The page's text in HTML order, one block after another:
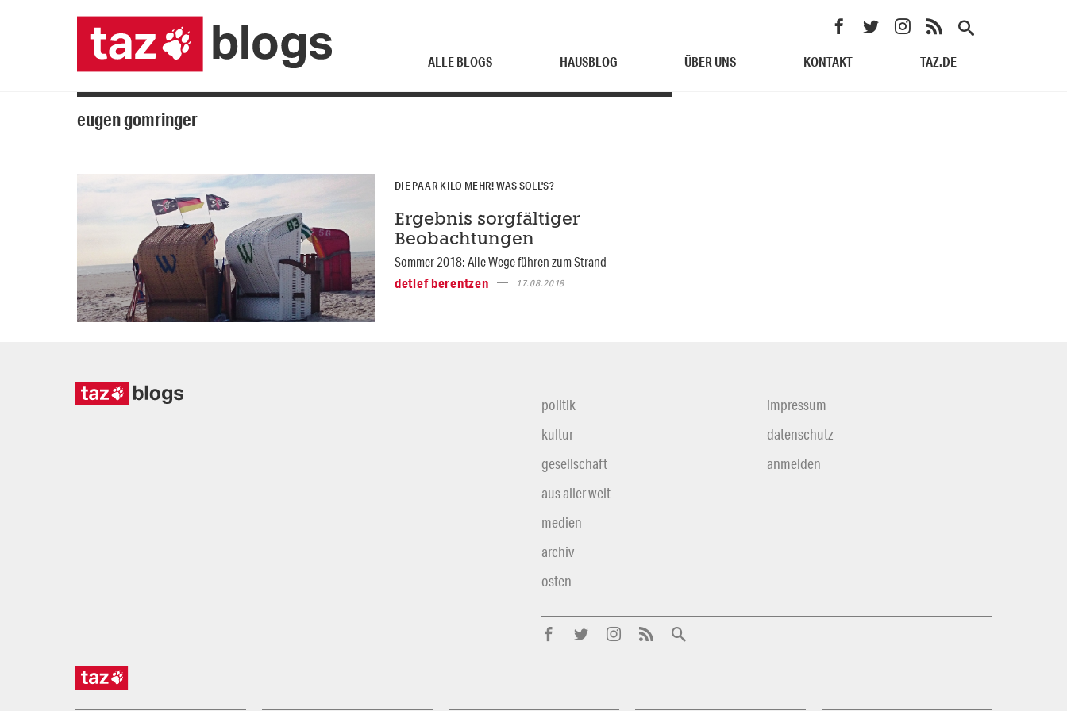
ALLE BLOGS HAUSBLOG ÜBER UNS KONTAKT TAZ.DE
eugen gomringer
DIE PAAR KILO MEHR! WAS SOLL'S?
Ergebnis sorgfältiger
Beobachtungen
Sommer 2018: Alle Wege führen zum Strand
detlef berentzen
17.08.2018
politik
kultur
gesellschaft
aus aller welt
medien
archiv
osten
impressum
datenschutz
anmelden